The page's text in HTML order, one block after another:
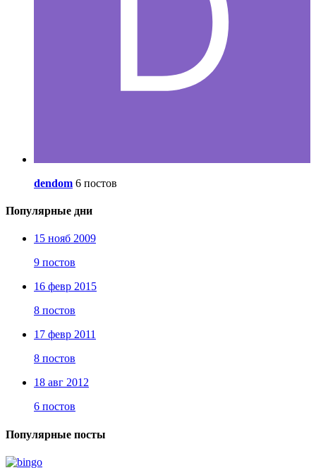
dendom 6 постов
Популярные дни
15 нояб 2009
9 постов
16 февр 2015
8 постов
17 февр 2011
8 постов
18 авг 2012
6 постов
Популярные посты